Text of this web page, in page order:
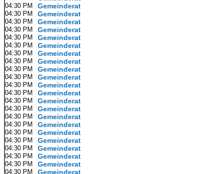
04:30 PM Gemeinderat
04:30 PM Gemeinderat
04:30 PM Gemeinderat
04:30 PM Gemeinderat
04:30 PM Gemeinderat
04:30 PM Gemeinderat
04:30 PM Gemeinderat
04:30 PM Gemeinderat
04:30 PM Gemeinderat
04:30 PM Gemeinderat
04:30 PM Gemeinderat
04:30 PM Gemeinderat
04:30 PM Gemeinderat
04:30 PM Gemeinderat
04:30 PM Gemeinderat
04:30 PM Gemeinderat
04:30 PM Gemeinderat
04:30 PM Gemeinderat
04:30 PM Gemeinderat
04:30 PM Gemeinderat
04:30 PM Gemeinderat
04:30 PM Gemeinderat